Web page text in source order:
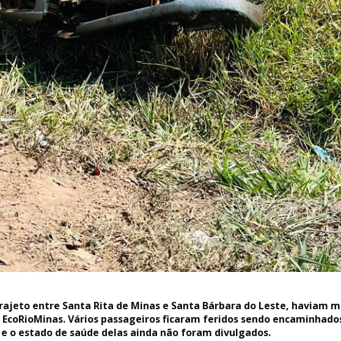
entre Santa Rita de Minas e Santa Bárbara do Leste, haviam
Vários passageiros ficaram feridos sendo
o estado de saúde delas ainda não foram divulgados.